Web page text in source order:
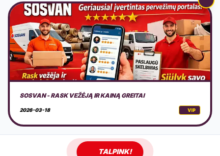
LAZERINIS VALYMAS
2026-02-19 VIP
TALPINK!